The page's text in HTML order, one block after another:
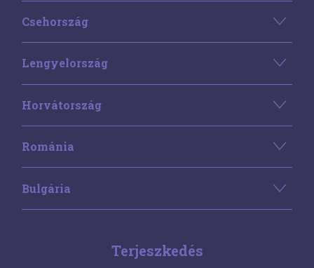
Csehország
Lengyelország
Horvátország
Románia
Bulgária
Terjeszkedés